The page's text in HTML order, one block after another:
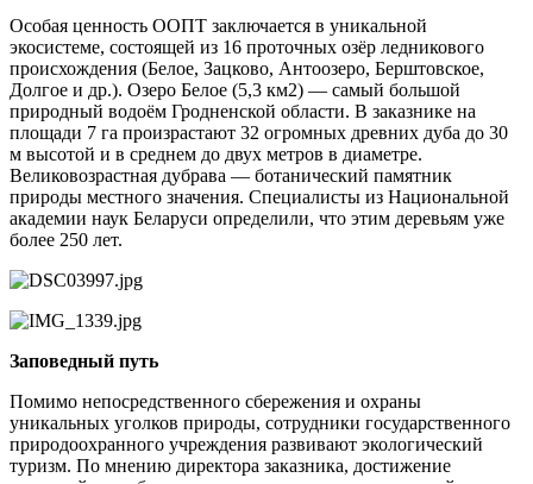
Особая ценность ООПТ заключается в уникальной
экосистеме, состоящей из 16 проточных озёр ледникового
происхождения (Белое, Зацково, Антоозеро, Берштовское,
Долгое и др.). Озеро Белое (5,3 км2) — самый большой
природный водоём Гродненской области. В заказнике на
площади 7 га произрастают 32 огромных древних дуба до 30
м высотой и в среднем до двух метров в диаметре.
Великовозрастная дубрава — ботанический памятник
природы местного значения. Специалисты из Национальной
академии наук Беларуси определили, что этим деревьям уже
более 250 лет.
Заповедный путь
Помимо непосредственного сбережения и охраны
уникальных уголков природы, сотрудники государственного
природоохранного учреждения развивают экологический
туризм. По мнению директора заказника, достижение